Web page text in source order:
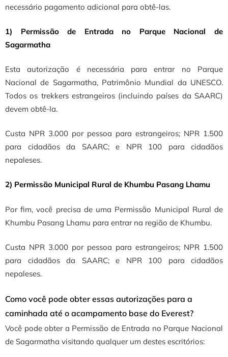
necessário pagamento adicional para obtê-las.
1) Permissão de Entrada no Parque Nacional de
Sagarmatha
Esta autorização é necessária para entrar no Parque
Nacional de Sagarmatha, Patrimônio Mundial da UNESCO.
Todos os trekkers estrangeiros (incluindo países da SAARC)
devem obtê-la.
Custa NPR 3.000 por pessoa para estrangeiros; NPR 1.500
para cidadãos da SAARC; e NPR 100 para cidadãos
nepaleses.
2) Permissão Municipal Rural de Khumbu Pasang Lhamu
Por fim, você precisa de uma Permissão Municipal Rural de
Khumbu Pasang Lhamu para entrar na região de Khumbu.
Custa NPR 3.000 por pessoa para estrangeiros; NPR 1.500
para cidadãos da SAARC; e NPR 100 para cidadãos
nepaleses.
Como você pode obter essas autorizações para a
caminhada até o acampamento base do Everest?
Você pode obter a Permissão de Entrada no Parque Nacional
de Sagarmatha visitando qualquer um destes escritórios: